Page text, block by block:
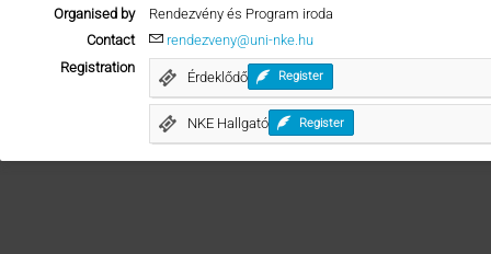
Organised by
Rendezvény és Program iroda
Contact
rendezveny@uni-nke.hu
Registration
Érdeklődő Register
NKE Hallgató Register